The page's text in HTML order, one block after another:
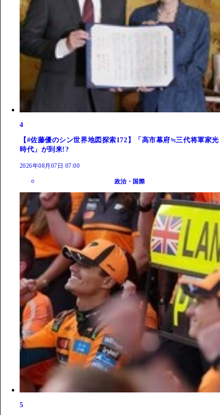
4
【#佐藤優のシン世界地図探索172】「高市幕府≒三代将軍家光
時代」が到来!?
2026年08月07日 07:00
政治・国際
5